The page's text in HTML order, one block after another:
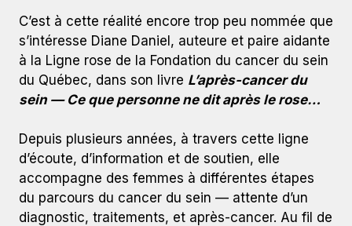
C’est à cette réalité encore trop peu nommée que
s’intéresse Diane Daniel, auteure et paire aidante
à la Ligne rose de la Fondation du cancer du sein
du Québec, dans son livre L’après-cancer du
sein — Ce que personne ne dit après le rose…
Depuis plusieurs années, à travers cette ligne
d’écoute, d’information et de soutien, elle
accompagne des femmes à différentes étapes
du parcours du cancer du sein — attente d’un
diagnostic, traitements, et après-cancer. Au fil de